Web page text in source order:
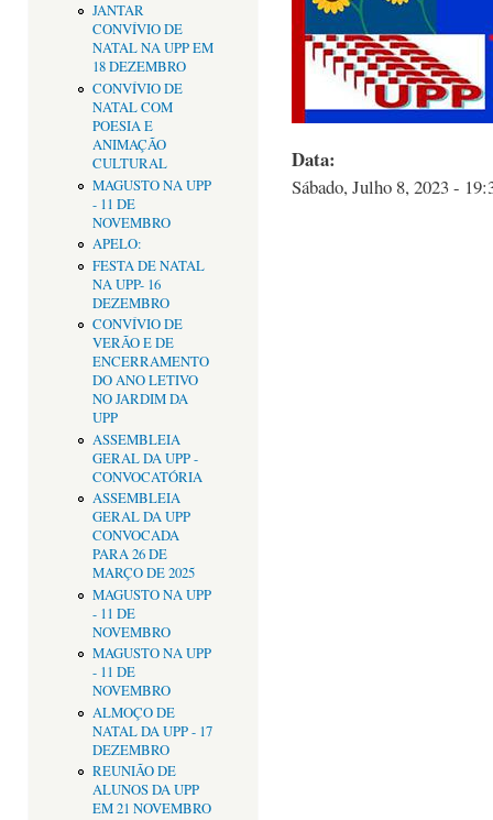
JANTAR
CONVÍVIO DE
NATAL NA UPP EM
18 DEZEMBRO
CONVÍVIO DE
NATAL COM
POESIA E
ANIMAÇÃO
CULTURAL
MAGUSTO NA UPP
- 11 DE
NOVEMBRO
APELO:
FESTA DE NATAL
NA UPP- 16
DEZEMBRO
CONVÍVIO DE
VERÃO E DE
ENCERRAMENTO
DO ANO LETIVO
NO JARDIM DA
UPP
ASSEMBLEIA
GERAL DA UPP -
CONVOCATÓRIA
ASSEMBLEIA
GERAL DA UPP
CONVOCADA
PARA 26 DE
MARÇO DE 2025
MAGUSTO NA UPP
- 11 DE
NOVEMBRO
MAGUSTO NA UPP
- 11 DE
NOVEMBRO
ALMOÇO DE
NATAL DA UPP - 17
DEZEMBRO
REUNIÃO DE
ALUNOS DA UPP
EM 21 NOVEMBRO
Data:
Sábado, Julho 8, 2023 -